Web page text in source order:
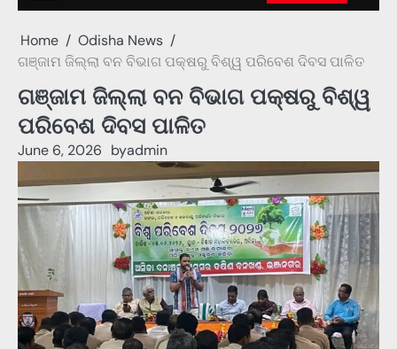
Home
Odisha News
ଗଞ୍ଜାମ ଜିଲ୍ଲା ବନ ବିଭାଗ ପକ୍ଷରୁ ବିଶ୍ୱ ପରିବେଶ ଦିବସ ପାଳିତ
ଗଞ୍ଜାମ ଜିଲ୍ଲା ବନ ବିଭାଗ ପକ୍ଷରୁ ବିଶ୍ୱ
ପରିବେଶ ଦିବସ ପାଳିତ
June 6, 2026 byadmin